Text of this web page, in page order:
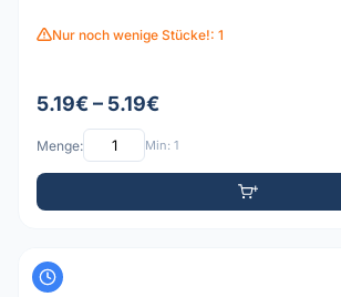
Nur noch wenige Stücke!: 1
5.19€ – 5.19€
Menge: Min: 1